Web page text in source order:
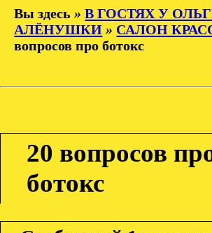
Вы здесь »В ГОСТЯХ У
АЛЁНУШКИ » САЛОН
вопросов про ботокс
20 вопросов
ботокс